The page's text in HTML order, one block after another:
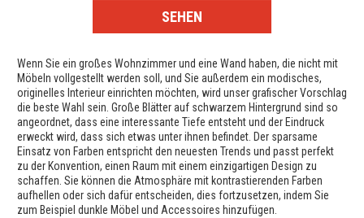
SEHEN
Wenn Sie ein großes Wohnzimmer und eine Wand haben, die nicht mit
Möbeln vollgestellt werden soll, und Sie außerdem ein modisches,
originelles Interieur einrichten möchten, wird unser grafischer Vorschlag
die beste Wahl sein. Große Blätter auf schwarzem Hintergrund sind so
angeordnet, dass eine interessante Tiefe entsteht und der Eindruck
erweckt wird, dass sich etwas unter ihnen befindet. Der sparsame
Einsatz von Farben entspricht den neuesten Trends und passt perfekt
zu der Konvention, einen Raum mit einem einzigartigen Design zu
schaffen. Sie können die Atmosphäre mit kontrastierenden Farben
aufhellen oder sich dafür entscheiden, dies fortzusetzen, indem Sie
zum Beispiel dunkle Möbel und Accessoires hinzufügen.